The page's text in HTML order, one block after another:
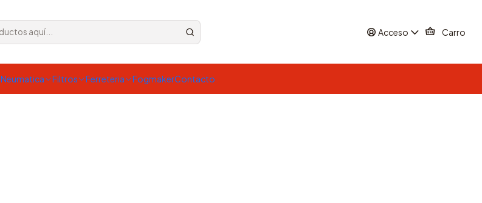
Acceso Carro
Neumatica Filtros Ferreteria FogmakerContacto